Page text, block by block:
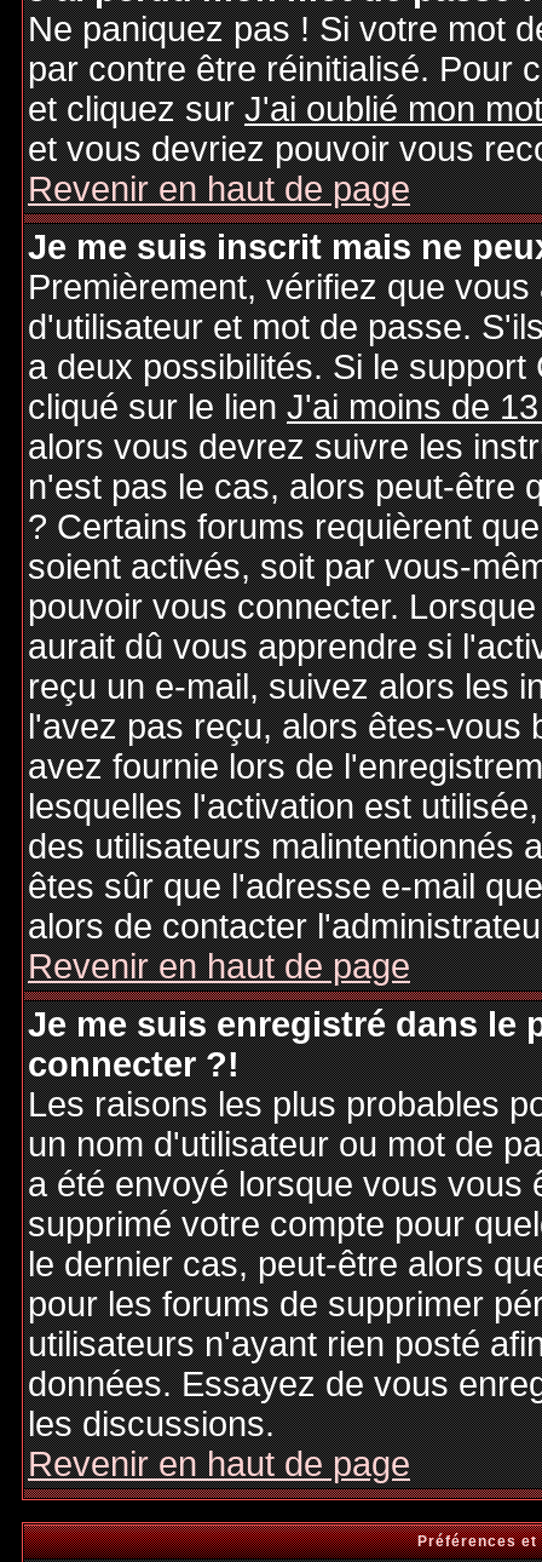
Ne paniquez pas ! Si votre mot
par contre être réinitialisé. Pour
et cliquez surJ'ai oublié mon
et vous devriez pouvoir vous
Revenir en haut de page
Je me suis inscrit mais ne
Premièrement, vérifiez que
d'utilisateur et mot de passe.
a deux possibilités. Si le
cliqué sur le lienJ'ai moins de
alors vous devrez suivre les
n'est pas le cas, alors peut-être
? Certains forums requièrent
soient activés, soit par vous-
pouvoir vous connecter.
aurait dû vous apprendre si
reçu un e-mail, suivez alors les
l'avez pas reçu, alors êtes-vous
avez fournie lors de
lesquelles l'activation est
des utilisateurs malintentionnés
êtes sûr que l'adresse e-mail
alors de contacter
Revenir en haut de page
Je me suis enregistré dans le
connecter ?!
Les raisons les plus probables
un nom d'utilisateur ou mot de
a été envoyé lorsque vous vous
supprimé votre compte pour
le dernier cas, peut-être alors
pour les forums de supprimer
utilisateurs n'ayant rien posté
données. Essayez de vous
les discussions.
Revenir en haut de page
Préférences